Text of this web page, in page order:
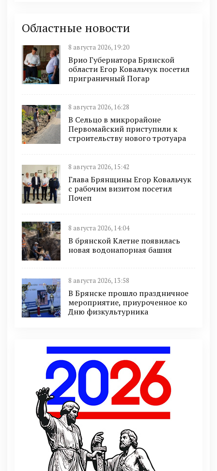
Областные новости
8 августа 2026, 19:20
Врио Губернатора Брянской
области Егор Ковальчук посетил
приграничный Погар
8 августа 2026, 16:28
В Сельцо в микрорайоне
Первомайский приступили к
строительству нового тротуара
8 августа 2026, 15:42
Глава Брянщины Егор Ковальчук
с рабочим визитом посетил
Почеп
8 августа 2026, 14:04
В брянской Клетне появилась
новая водонапорная башня
8 августа 2026, 13:58
В Брянске прошло праздничное
мероприятие, приуроченное ко
Дню физкультурника